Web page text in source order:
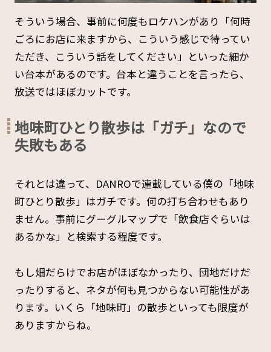
そういう場合、事前に何度もロケハンがあり「何時
ごろにお店に来ますから、こういう感じで待ってい
ただき、こういう話をしてください」といった細か
い台本があるのです。台本と違うことを言ったら、
放送ではほぼカットです。
地味町ひとり散歩は「ガチ」なので
失敗もある
それとは違って、DANROで連載している僕の「地味
町ひとり散歩」はガチです。何の打ち合わせもあり
ません。事前にグーグルマップで「飲食店ぐらいは
あるかな」と検索する程度です。
もし畑だらけでお店がほぼなかったり、団地だけだ
ったりすると、ネタが何も見つからない可能性があ
ります。いくら「地味町」の散歩といっても限度が
ありますからね。